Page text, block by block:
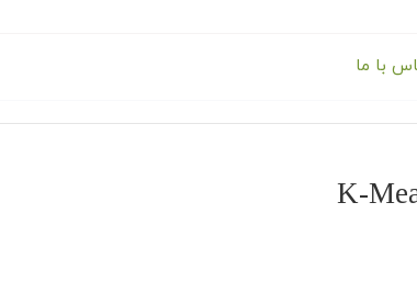
با ما
K-